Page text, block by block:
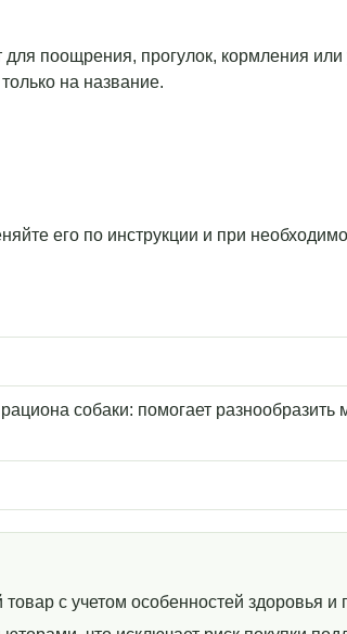
поощрения, прогулок, кормления или
на название.
его по инструкции и при
собаки: помогает
с учетом особенностей здоровья